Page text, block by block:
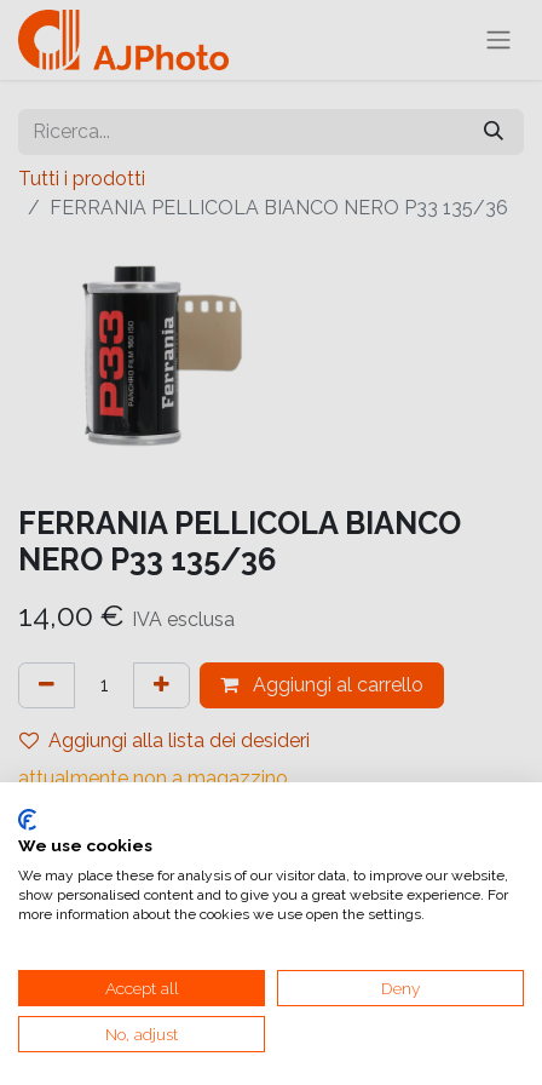
Tutti i prodotti
FERRANIA PELLICOLA BIANCO NERO P33 135/36
FERRANIA PELLICOLA BIANCO
NERO P33 135/36
14,00 € IVA esclusa
Aggiungi al carrello
Aggiungi alla lista dei desideri
attualmente non a magazzino
Riferimento interno:
Collegamenti utili
Home
We use cookies
We may place these for analysis of our visitor data, to improve our website,
show personalised content and to give you a great website experience. For
more information about the cookies we use open the settings.
Accept all Deny
No, adjust